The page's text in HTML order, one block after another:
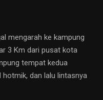
mengarah ke kampung
3 Km dari pusat kota
tempat kedua
dan lalu lintasnya